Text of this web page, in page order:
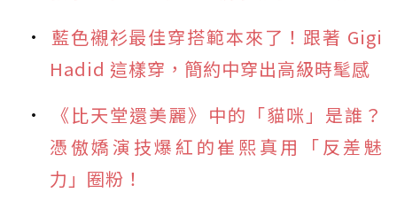
藍色襯衫最佳穿搭範本來了！跟著 Gigi
Hadid 這樣穿，簡約中穿出高級時髦感
《比天堂還美麗》中的「貓咪」是誰？
憑傲嬌演技爆紅的崔熙真用「反差魅
力」圈粉！